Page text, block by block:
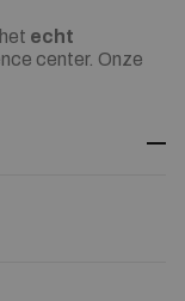
echt
center. Onze